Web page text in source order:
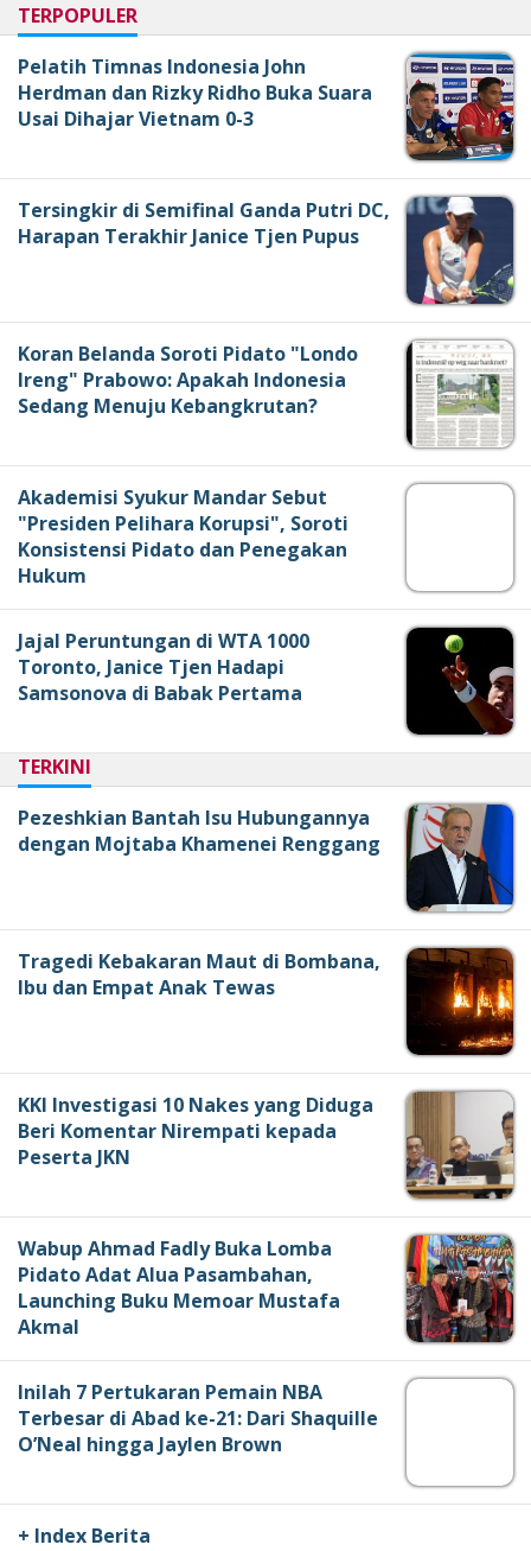
TERPOPULER
Pelatih Timnas Indonesia John
Herdman dan Rizky Ridho Buka Suara
Usai Dihajar Vietnam 0-3
Tersingkir di Semifinal Ganda Putri DC,
Harapan Terakhir Janice Tjen Pupus
Koran Belanda Soroti Pidato "Londo
Ireng" Prabowo: Apakah Indonesia
Sedang Menuju Kebangkrutan?
Akademisi Syukur Mandar Sebut
"Presiden Pelihara Korupsi", Soroti
Konsistensi Pidato dan Penegakan
Hukum
Jajal Peruntungan di WTA 1000
Toronto, Janice Tjen Hadapi
Samsonova di Babak Pertama
TERKINI
Pezeshkian Bantah Isu Hubungannya
dengan Mojtaba Khamenei Renggang
Tragedi Kebakaran Maut di Bombana,
Ibu dan Empat Anak Tewas
KKI Investigasi 10 Nakes yang Diduga
Beri Komentar Nirempati kepada
Peserta JKN
Wabup Ahmad Fadly Buka Lomba
Pidato Adat Alua Pasambahan,
Launching Buku Memoar Mustafa
Akmal
Inilah 7 Pertukaran Pemain NBA
Terbesar di Abad ke-21: Dari Shaquille
O’Neal hingga Jaylen Brown
+ Index Berita